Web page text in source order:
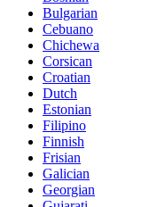
Bulgarian
Cebuano
Chichewa
Corsican
Croatian
Dutch
Estonian
Filipino
Finnish
Frisian
Galician
Georgian